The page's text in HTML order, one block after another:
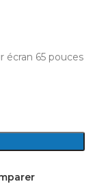
écran 65 pouces